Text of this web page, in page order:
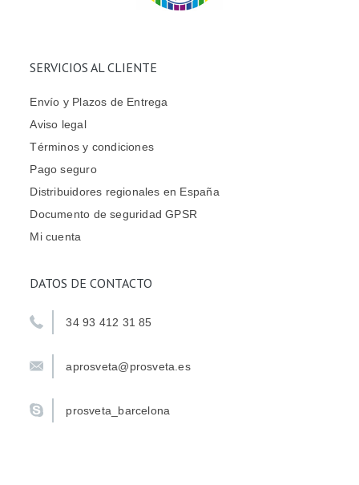
SERVICIOS AL CLIENTE
Envío y Plazos de Entrega
Aviso legal
Términos y condiciones
Pago seguro
Distribuidores regionales en España
Documento de seguridad GPSR
Mi cuenta
DATOS DE CONTACTO
34 93 412 31 85
aprosveta@prosveta.es
prosveta_barcelona